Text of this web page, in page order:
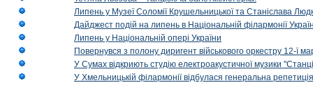
Липень у Музеї Соломії Крушельницької та Станіслава
Дайджест подій на липень в Національній філармонії
Липень у Національній опері України
Повернувся з полону диригент військового оркестру 12-ї
У Сумах відкриють студію електроакустичної музики
У Хмельницькій філармонії відбулася генеральна